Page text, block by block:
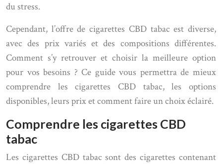
du stress.
Cependant, l’offre de cigarettes CBD tabac est diverse,
avec des prix variés et des compositions différentes.
Comment s’y retrouver et choisir la meilleure option
pour vos besoins ? Ce guide vous permettra de mieux
comprendre les cigarettes CBD tabac, les options
disponibles, leurs prix et comment faire un choix éclairé.
Comprendre les cigarettes CBD
tabac
Les cigarettes CBD tabac sont des cigarettes contenant